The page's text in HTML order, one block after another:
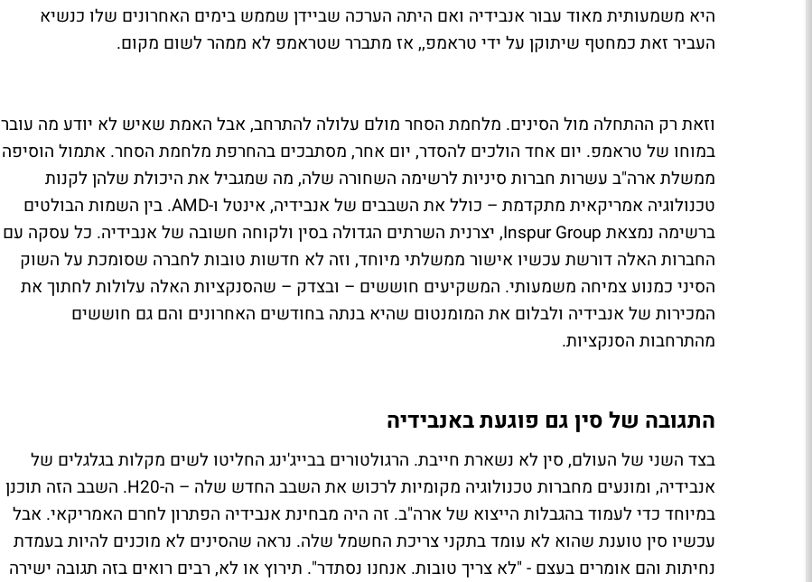
היא משמעותית מאוד עבור אנבידיה ואם היתה הערכה שביידן שממש בימים האחרונים שלו כנשיא
העביר זאת כמחטף שיתוקן על ידי טראמפ,, אז מתברר שטראמפ לא ממהר לשום מקום.
וזאת רק ההתחלה מול הסינים. מלחמת הסחר מולם עלולה להתרחב, אבל האמת שאיש לא יודע מה עובר
במוחו של טראמפ. יום אחד הולכים להסדר, יום אחר, מסתבכים בהחרפת מלחמת הסחר. אתמול הוסיפה
ממשלת ארה"ב עשרות חברות סיניות לרשימה השחורה שלה, מה שמגביל את היכולת שלהן לקנות
טכנולוגיה אמריקאית מתקדמת – כולל את השבבים של אנבידיה, אינטל ו-AMD. בין השמות הבולטים
ברשימה נמצאת Inspur Group, יצרנית השרתים הגדולה בסין ולקוחה חשובה של אנבידיה. כל עסקה עם
החברות האלה דורשת עכשיו אישור ממשלתי מיוחד, וזה לא חדשות טובות לחברה שסומכת על השוק
הסיני כמנוע צמיחה משמעותי. המשקיעים חוששים – ובצדק – שהסנקציות האלה עלולות לחתוך את
המכירות של אנבידיה ולבלום את המומנטום שהיא בנתה בחודשים האחרונים והם גם חוששים
מהתרחבות הסנקציות.
התגובה של סין גם פוגעת באנבידיה
בצד השני של העולם, סין לא נשארת חייבת. הרגולטורים בבייג'ינג החליטו לשים מקלות בגלגלים של
אנבידיה, ומונעים מחברות טכנולוגיה מקומיות לרכוש את השבב החדש שלה – ה-H20. השבב הזה תוכנן
במיוחד כדי לעמוד בהגבלות הייצוא של ארה"ב. זה היה מבחינת אנבידיה הפתרון לחרם האמריקאי. אבל
עכשיו סין טוענת שהוא לא עומד בתקני צריכת החשמל שלה. נראה שהסינים לא מוכנים להיות בעמדת
נחיתות והם אומרים בעצם - "לא צריך טובות. אנחנו נסתדר". תירוץ או לא, רבים רואים בזה תגובה ישירה